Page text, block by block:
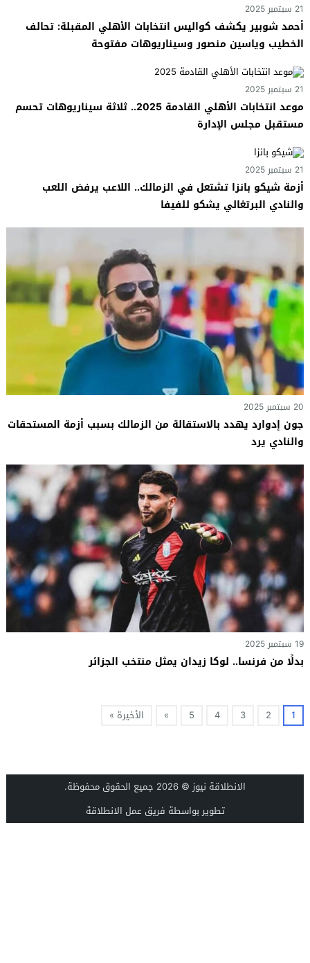
21 سبتمبر 2025
أحمد شوبير يكشف كواليس انتخابات الأهلي المقبلة: تحالف
الخطيب وياسين منصور وسيناريوهات مفتوحة
21 سبتمبر 2025
موعد انتخابات الأهلي القادمة 2025.. ثلاثة سيناريوهات تحسم
مستقبل مجلس الإدارة
21 سبتمبر 2025
أزمة شيكو بانزا تشتعل في الزمالك.. اللاعب يرفض اللعب
والنادي البرتغالي يشكو للفيفا
20 سبتمبر 2025
جون إدوارد يهدد بالاستقالة من الزمالك بسبب أزمة المستحقات
والنادي يرد
19 سبتمبر 2025
بدلًا من فرنسا.. لوكا زيدان يمثل منتخب الجزائر
1
2
3
4
5
» الأخيرة »
الانطلاقة نيوز© 2026 جميع الحقوق محفوظة.
تطوير بواسطة فريق عمل الانطلاقة